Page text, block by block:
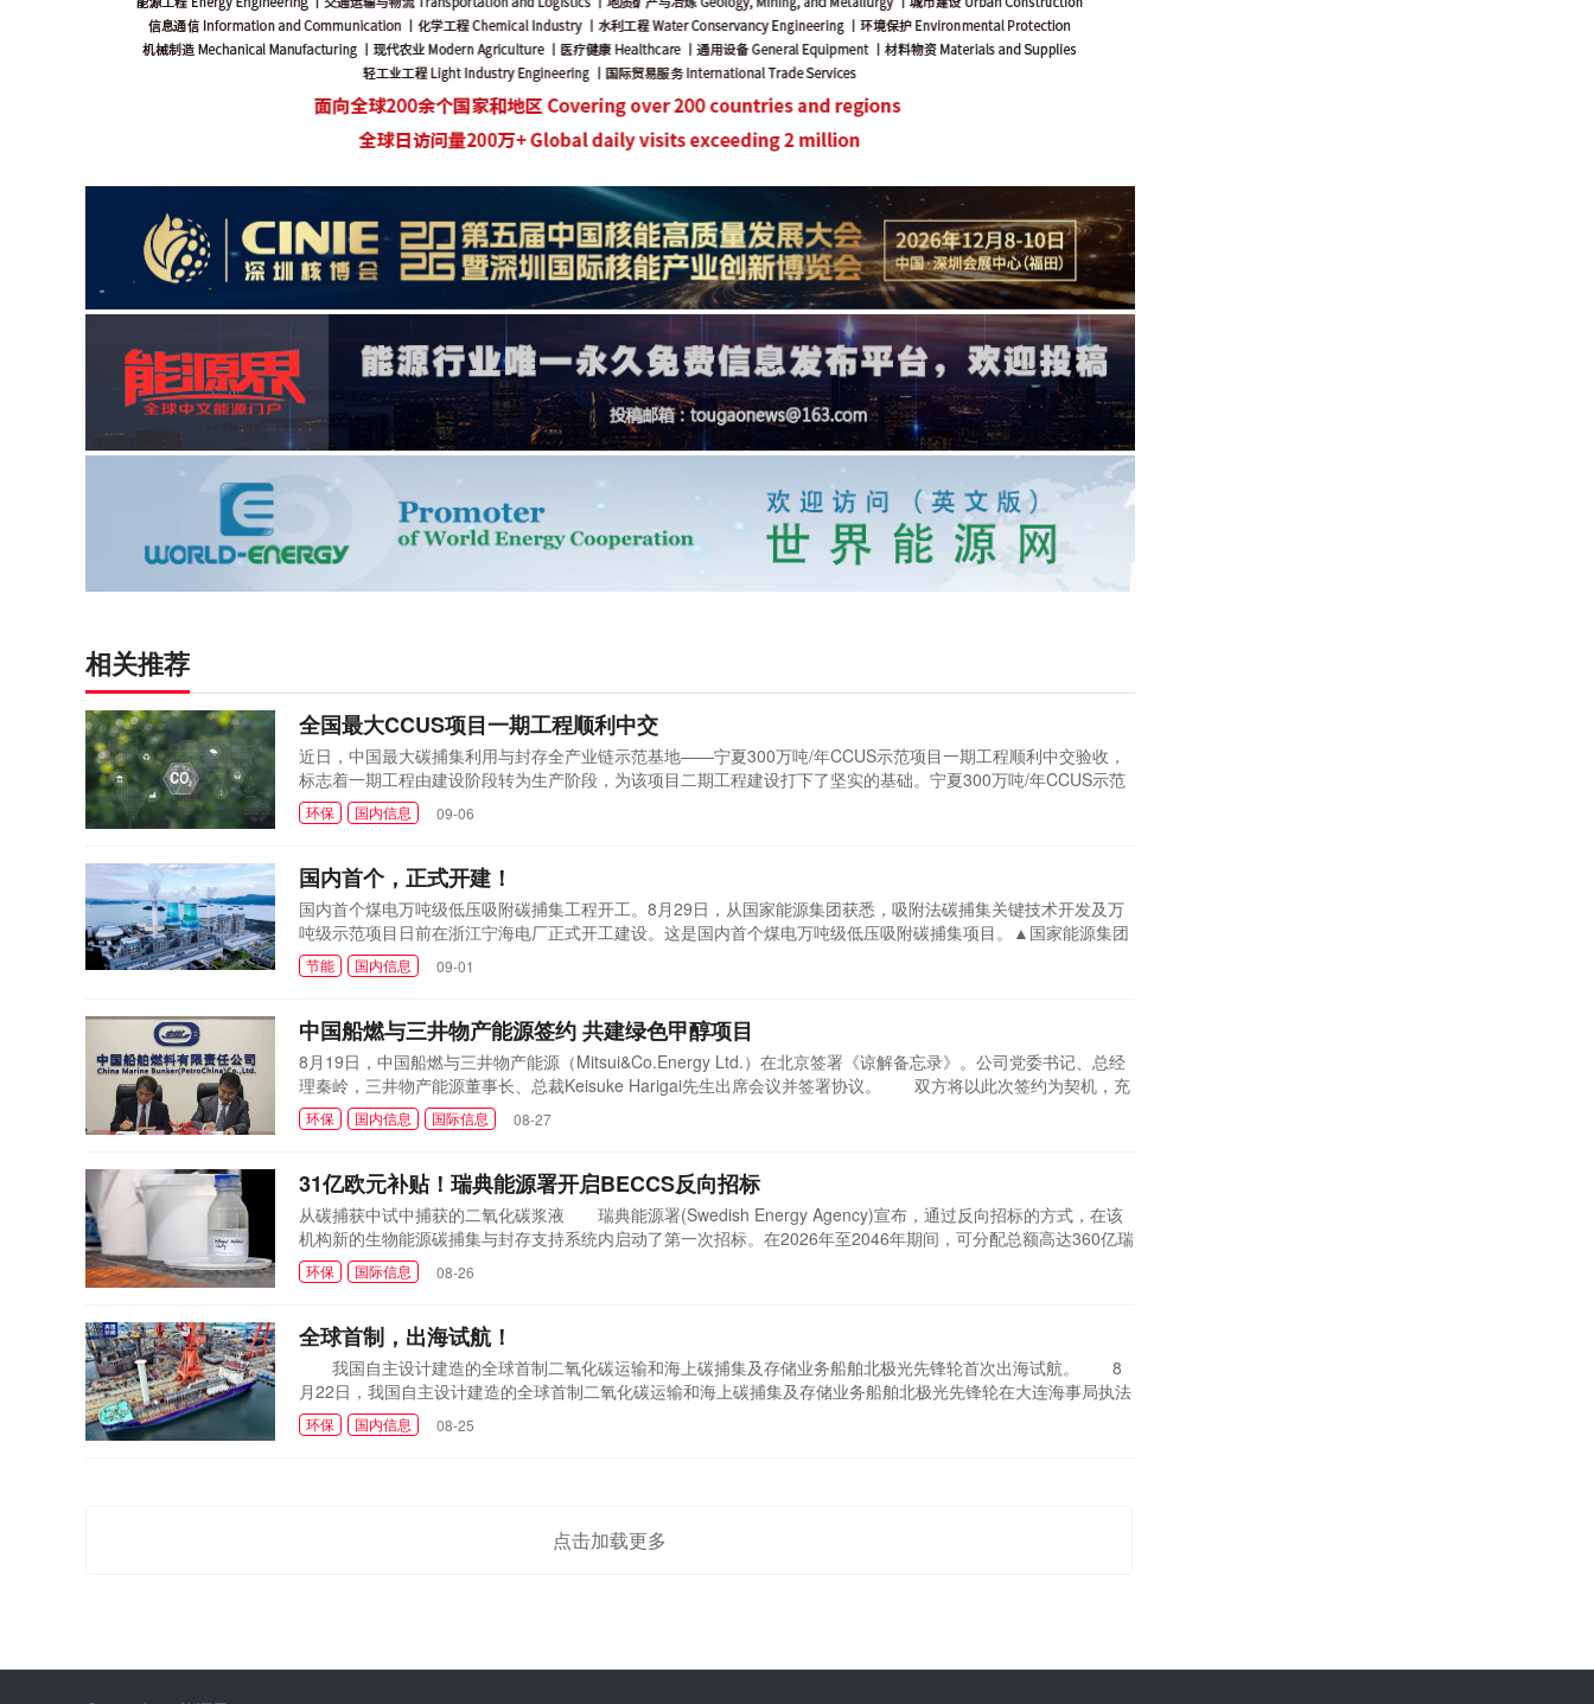
相关推荐
全国最大CCUS项目一期工程顺利中交
近日，中国最大碳捕集利用与封存全产业链示范基地——宁夏300万吨/年CCUS示范项目一期工程顺利中交验收，
标志着一期工程由建设阶段转为生产阶段，为该项目二期工程建设打下了坚实的基础。宁夏300万吨/年CCUS示范
项目是按照政府引导、企业主导、市场化运作模式建设，地方政府牵手两家行业龙头央企，强强联合共同打造的绿
色低碳示范项目，在全球首次实现现代煤化工和大型油气田开采间的绿色减碳合作，也是宁夏煤业公司积极落实国
环保 国内信息 09-06
国内首个，正式开建！
国内首个煤电万吨级低压吸附碳捕集工程开工。8月29日，从国家能源集团获悉，吸附法碳捕集关键技术开发及万
吨级示范项目日前在浙江宁海电厂正式开工建设。这是国内首个煤电万吨级低压吸附碳捕集项目。▲国家能源集团
浙江公司宁海电厂。受访者供图该项目由国家能源集团浙江公司宁海电厂、低碳院、科环集团龙源环保联合开展攻
关，依托宁海电厂1000兆瓦超超临界机组，采用低碳院自主研发的高容量碳基物理吸附材料和低压吸附-真空再生
节能 国内信息 09-01
中国船燃与三井物产能源签约 共建绿色甲醇项目
8月19日，中国船燃与三井物产能源（Mitsui&Co.Energy Ltd.）在北京签署《谅解备忘录》。公司党委书记、总经
理秦岭，三井物产能源董事长、总裁Keisuke Harigai先生出席会议并签署协议。 双方将以此次签约为契机，充
分发挥各自市场及资源优势开展燃料油业务合作。 特别是以生物燃料油、绿色甲醇产业链业务为切入点，全面
深化绿色船舶燃料市场的推广使用，构建稳定的船用绿色甲醇资源供应渠道。努力为推动绿色航运发展做出积极贡
环保 国内信息 国际信息 08-27
31亿欧元补贴！瑞典能源署开启BECCS反向招标
从碳捕获中试中捕获的二氧化碳浆液 瑞典能源署(Swedish Energy Agency)宣布，通过反向招标的方式，在该
机构新的生物能源碳捕集与封存支持系统内启动了第一次招标。在2026年至2046年期间，可分配总额高达360亿瑞
典克朗(约合31亿欧元)。 这项支持针对的是在瑞典拥有设施的行为体，这些行为体可以通过具有碳捕获和储存
的生物能源(BECCS或bioCCS)为二氧化碳的负排放做出贡献。 这有利于瑞典的气候目标，支持转型和技术发
环保 国际信息 08-26
全球首制，出海试航！
我国自主设计建造的全球首制二氧化碳运输和海上碳捕集及存储业务船舶北极光先锋轮首次出海试航。 8
月22日，我国自主设计建造的全球首制二氧化碳运输和海上碳捕集及存储业务船舶北极光先锋轮在大连海事局执法
船的护航下，从大连海工码头首次出海试航。 该船总长约130米，型宽21.2米，结构吃水8米，配置有两个特殊
材料制造的全压式C型液货罐，可耐-35℃低温，运输液态二氧化碳总量达7500立方米。作为全球首制船，它由中
环保 国内信息 08-25